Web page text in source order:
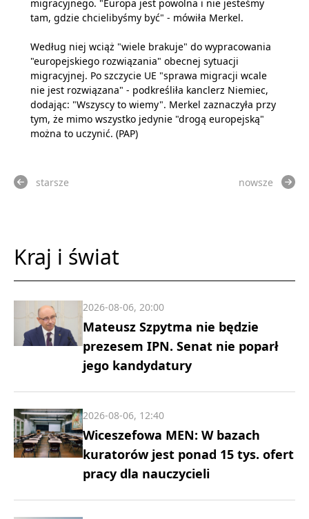
migracyjnego. "Europa jest powolna i nie jesteśmy
tam, gdzie chcielibyśmy być" - mówiła Merkel.
Według niej wciąż "wiele brakuje" do wypracowania
"europejskiego rozwiązania" obecnej sytuacji
migracyjnej. Po szczycie UE "sprawa migracji wcale
nie jest rozwiązana" - podkreśliła kanclerz Niemiec,
dodając: "Wszyscy to wiemy". Merkel zaznaczyła przy
tym, że mimo wszystko jedynie "drogą europejską"
można to uczynić. (PAP)
starsze nowsze
Kraj i świat
Mateusz Szpytma nie będzie
prezesem IPN. Senat nie poparł
jego kandydatury
2026-08-06, 20:00
Wiceszefowa MEN: W bazach
kuratorów jest ponad 15 tys. ofert
pracy dla nauczycieli
2026-08-06, 12:40